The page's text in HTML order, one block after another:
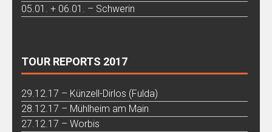
05.01. + 06.01. – Schwerin
TOUR REPORTS 2017
29.12.17 – Künzell-Dirlos (Fulda)
28.12.17 – Mühlheim am Main
27.12.17 – Worbis